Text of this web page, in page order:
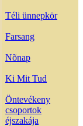
Téli ünnepkör
Farsang
Nõnap
Ki Mit Tud
Öntevékeny
csoportok
éjszakája